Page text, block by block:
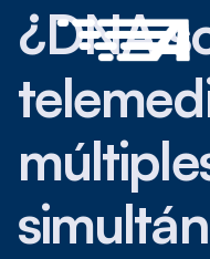
¿DNA